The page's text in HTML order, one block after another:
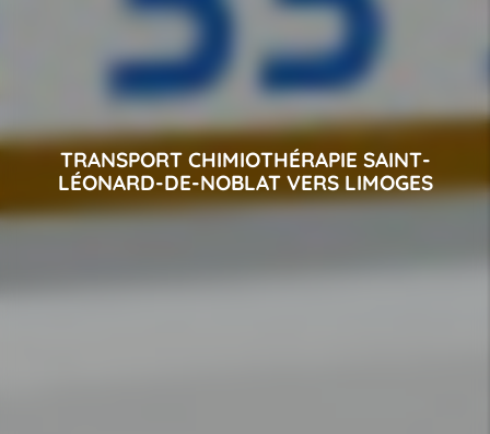
TRANSPORT CHIMIOTHÉRAPIE SAINT-
LÉONARD-DE-NOBLAT VERS LIMOGES